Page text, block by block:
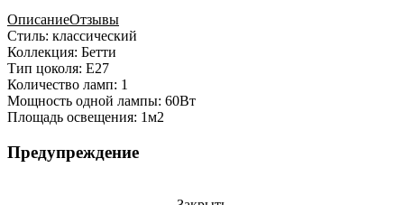
ОписаниеОтзывы
Стиль: классический
Коллекция: Бетти
Тип цоколя: Е27
Количество ламп: 1
Мощность одной лампы: 60Вт
Площадь освещения: 1м2
Предупреждение